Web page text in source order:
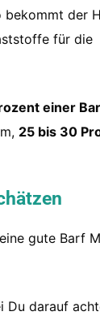
bekommt der
für die
einer
25 bis 30
gute Barf
Du darauf